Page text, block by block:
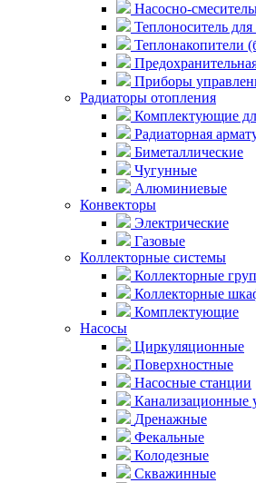
Насосно-
Теплоноситель
Теплонакопители
Приборы
Радиаторы отопления
Комплектующие
Радиаторная
Биметаллические
Чугунные
Алюминиевые
Конвекторы
Электрические
Газовые
Коллекторные системы
Коллекторные
Коллекторные
Комплектующие
Насосы
Циркуляционные
Поверхностные
Насосные станции
Канализационные
Дренажные
Фекальные
Колодезные
Скважинные